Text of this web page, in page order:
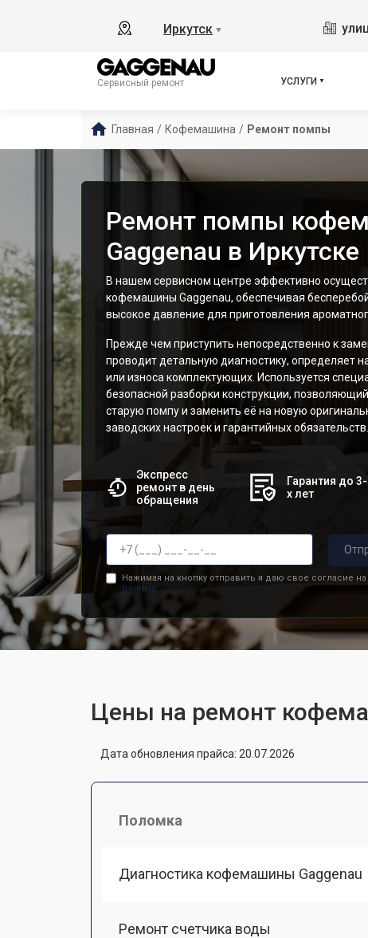
Иркутск ▼
Сервисный ремонт УСЛУГИ
Главная / Кофемашина / Ремонт помпы
Ремонт помпы
Gaggenau в Иркутске
В нашем сервисном центре эффективно
кофемашины Gaggenau, обеспечивая
высокое давление для приготовления
Прежде чем приступить непосредственно к
проводит детальную диагностику, определяет
или износа комплектующих. Используется
безопасной разборки конструкции,
старую помпу и заменить её на новую
заводских настроек и гарантийных обязательств.
Экспресс
ремонт в день
обращения
Гарантия до 3-
х лет
Нажимая на кнопку отправить я даю свое согласие на
данных.
Цены на ремонт
Дата обновления прайса: 20.07.2026
Поломка
Диагностика кофемашины Gaggenau
Ремонт счетчика воды